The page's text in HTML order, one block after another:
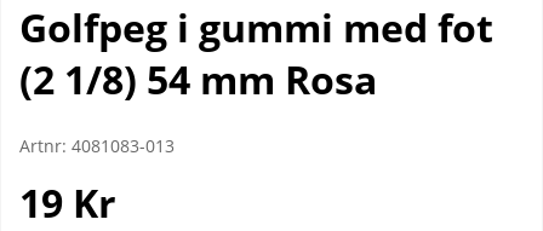
Golfpeg i gummi med fot
(2 1/8) 54 mm Rosa
Artnr: 4081083-013
19 Kr